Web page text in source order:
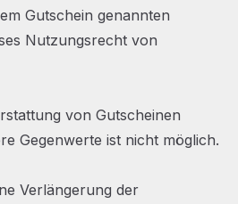
Gutschein genannten
Nutzungsrecht von
von Gutscheinen
Gegenwerte ist nicht möglich.
Verlängerung der